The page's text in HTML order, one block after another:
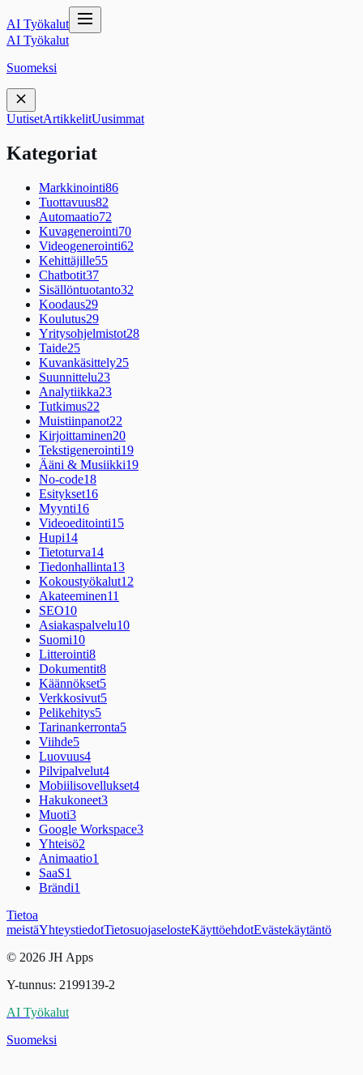
AI Työkalut
AI Työkalut
Suomeksi
UutisetArtikkelitUusimmat
Kategoriat
Markkinointi86
Tuottavuus82
Automaatio72
Kuvagenerointi70
Videogenerointi62
Kehittäjille55
Chatbotit37
Sisällöntuotanto32
Koodaus29
Koulutus29
Yritysohjelmistot28
Taide25
Kuvankäsittely25
Suunnittelu23
Analytiikka23
Tutkimus22
Muistiinpanot22
Kirjoittaminen20
Tekstigenerointi19
Ääni & Musiikki19
No-code18
Esitykset16
Myynti16
Videoeditointi15
Hupi14
Tietoturva14
Tiedonhallinta13
Kokoustyökalut12
Akateeminen11
SEO10
Asiakaspalvelu10
Suomi10
Litterointi8
Dokumentit8
Käännökset5
Verkkosivut5
Pelikehitys5
Tarinankerronta5
Viihde5
Luovuus4
Pilvipalvelut4
Mobiilisovellukset4
Hakukoneet3
Muoti3
Google Workspace3
Yhteisö2
Animaatio1
SaaS1
Brändi1
Tietoa
meistäYhteystiedotTietosuojaselosteKäyttöehdotEvästekäytäntö
© 2026 JH Apps
Y-tunnus: 2199139-2
AI Työkalut
Suomeksi